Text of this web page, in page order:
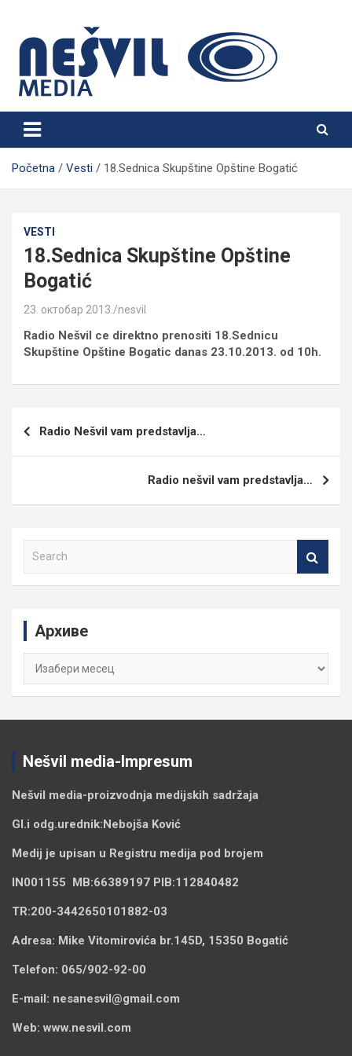
content
Nešvil Media Bogatić
Početna Vesti 18.Sednica Skupštine Opštine Bogatić
VESTI
18.Sednica Skupštine Opštine
Bogatić
23. октобар 2013. nesvil
Radio Nešvil ce direktno prenositi 18.Sednicu
Skupštine Opštine Bogatic danas 23.10.2013. od 10h.
Radio Nešvil vam predstavlja…
Radio nešvil vam predstavlja…
Архиве
Архиве
Nešvil media-Impresum
Nešvil media-proizvodnja medijskih sadržaja
Gl.i odg.urednik:Nebojša Ković
Medij je upisan u Registru medija pod brojem
IN001155 MB:66389197 PIB:112840482
TR:200-3442650101882-03
Adresa: Mike Vitomirovića br.145D, 15350 Bogatić
Telefon: 065/902-92-00
E-mail: nesanesvil@gmail.com
Web: www.nesvil.com